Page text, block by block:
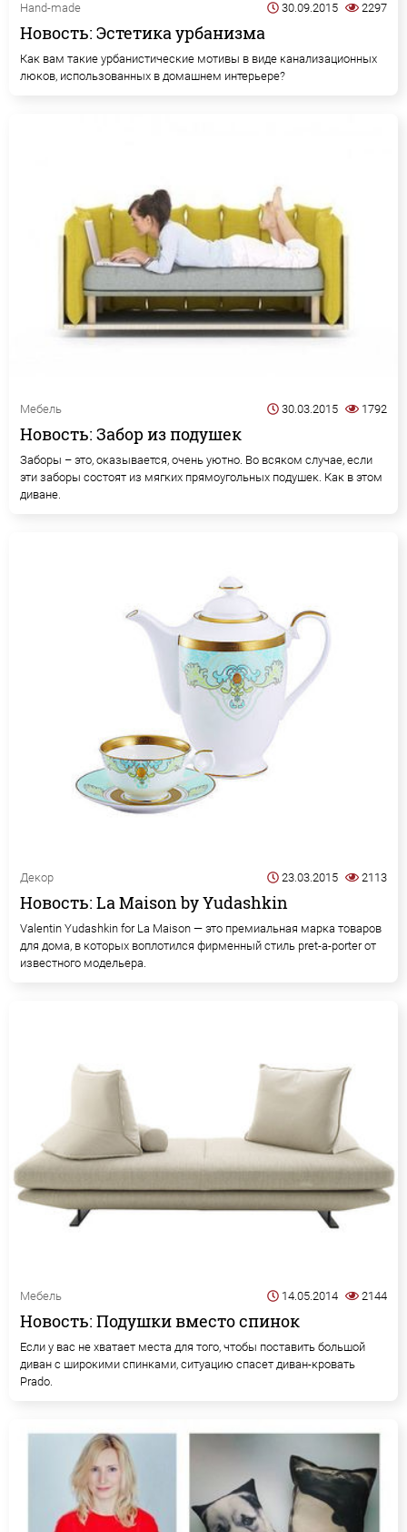
Hand-made 30.09.2015 2297
Новость: Эстетика урбанизма
Как вам такие урбанистические мотивы в виде канализационных
люков, использованных в домашнем интерьере?
Мебель 30.03.2015 1792
Новость: Забор из подушек
Заборы – это, оказывается, очень уютно. Во всяком случае, если
эти заборы состоят из мягких прямоугольных подушек. Как в этом
диване.
Декор 23.03.2015 2113
Новость: La Maison by Yudashkin
Valentin Yudashkin for La Maison — это премиальная марка товаров
для дома, в которых воплотился фирменный стиль pret-a-porter от
известного модельера.
Мебель 14.05.2014 2144
Новость: Подушки вместо спинок
Если у вас не хватает места для того, чтобы поставить большой
диван с широкими спинками, ситуацию спасет диван-кровать
Prado.